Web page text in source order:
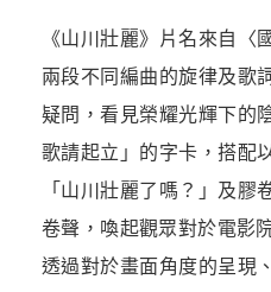
《山川壯麗》片名來自〈
兩段不同編曲的旋律及歌
疑問，看見榮耀光輝下的
歌請起立」的字卡，搭配
「山川壯麗了嗎？」及膠
卷聲，喚起觀眾對於電影
透過對於畫面角度的呈現